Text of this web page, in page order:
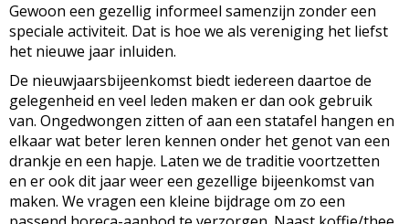
Gewoon een gezellig informeel samenzijn zonder een
speciale activiteit. Dat is hoe we als vereniging het liefst
het nieuwe jaar inluiden.
De nieuwjaarsbijeenkomst biedt iedereen daartoe de
gelegenheid en veel leden maken er dan ook gebruik
van. Ongedwongen zitten of aan een statafel hangen en
elkaar wat beter leren kennen onder het genot van een
drankje en een hapje. Laten we de traditie voortzetten
en er ook dit jaar weer een gezellige bijeenkomst van
maken. We vragen een kleine bijdrage om zo een